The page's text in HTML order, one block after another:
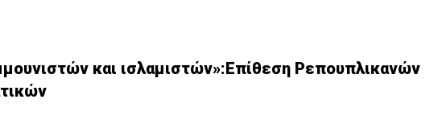
και ισλαμιστών»:Επίθεση Ρεπουπλικανών